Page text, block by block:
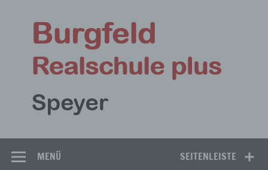
springen
SEITENLEISTE
MENÜ